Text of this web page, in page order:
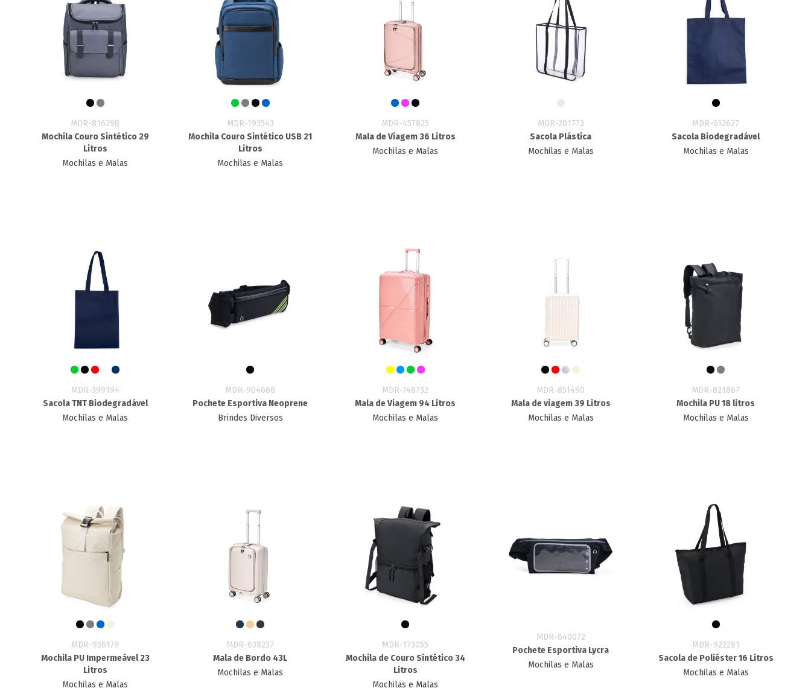
MDR-816298
Mochila Couro Sintético 29
Litros
Mochilas e Malas
MDR-193543
Mochila Couro Sintético USB 21
Litros
Mochilas e Malas
MDR-457825
Mala de Viagem 36 Litros
Mochilas e Malas
MDR-201773
Sacola Plástica
Mochilas e Malas
MDR-612627
Sacola Biodegradável
Mochilas e Malas
MDR-399194
Sacola TNT Biodegradável
Mochilas e Malas
MDR-904668
Pochete Esportiva Neoprene
Brindes Diversos
MDR-748732
Mala de Viagem 94 Litros
Mochilas e Malas
MDR-851490
Mala de viagem 39 Litros
Mochilas e Malas
MDR-821867
Mochila PU 18 litros
Mochilas e Malas
MDR-936179
Mochila PU Impermeável 23
Litros
Mochilas e Malas
MDR-638237
Mala de Bordo 43L
Mochilas e Malas
MDR-173055
Mochila de Couro Sintético 34
Litros
Mochilas e Malas
MDR-640072
Pochete Esportiva Lycra
Mochilas e Malas
MDR-922281
Sacola de Poliéster 16 Litros
Mochilas e Malas